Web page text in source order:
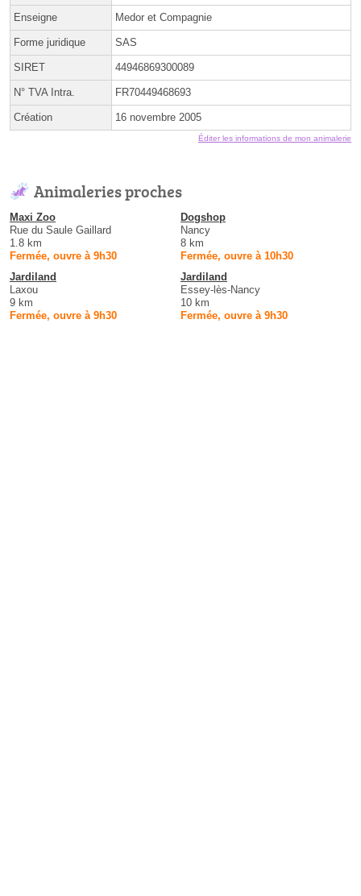
Enseigne Medor et Compagnie
Forme juridique SAS
SIRET 44946869300089
N° TVA Intra. FR70449468693
Création 16 novembre 2005
Éditer les informations de mon animalerie
Animaleries proches
Maxi Zoo
Rue du Saule Gaillard
1.8 km
Fermée, ouvre à 9h30
Dogshop
Nancy
8 km
Fermée, ouvre à 10h30
Jardiland
Laxou
9 km
Fermée, ouvre à 9h30
Jardiland
Essey-lès-Nancy
10 km
Fermée, ouvre à 9h30